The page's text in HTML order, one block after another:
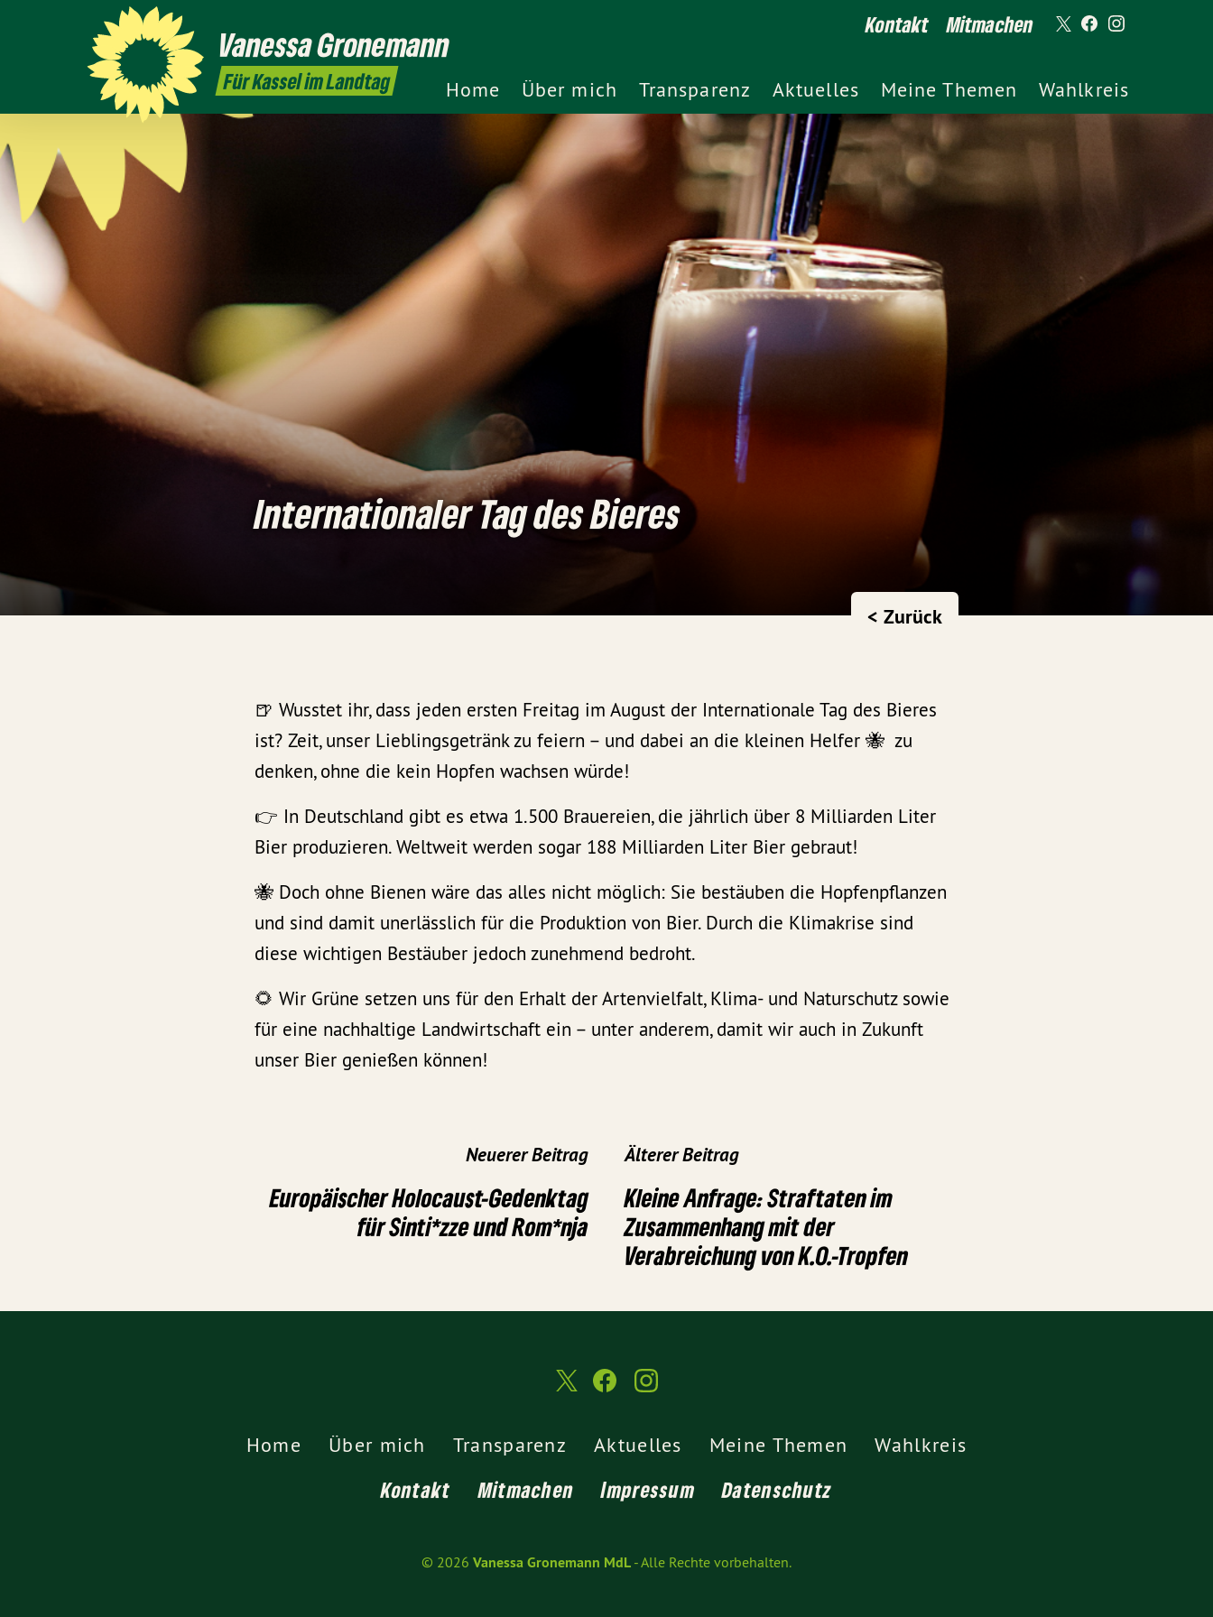
VanessaGronemann
Für Kassel im Landtag
Kontakt Mitmachen
Home Über mich Transparenz Aktuelles Meine Themen Wahlkreis
Internationaler Tag des Bieres
< Zurück
🍺 Wusstet ihr, dass jeden ersten Freitag im August der Internationale Tag des Bieres
ist? Zeit, unser Lieblingsgetränk zu feiern – und dabei an die kleinen Helfer 🐝 zu
denken, ohne die kein Hopfen wachsen würde!
👉 In Deutschland gibt es etwa 1.500 Brauereien, die jährlich über 8 Milliarden Liter
Bier produzieren. Weltweit werden sogar 188 Milliarden Liter Bier gebraut!
🐝 Doch ohne Bienen wäre das alles nicht möglich: Sie bestäuben die Hopfenpflanzen
und sind damit unerlässlich für die Produktion von Bier. Durch die Klimakrise sind
diese wichtigen Bestäuber jedoch zunehmend bedroht.
🌻 Wir Grüne setzen uns für den Erhalt der Artenvielfalt, Klima- und Naturschutz sowie
für eine nachhaltige Landwirtschaft ein – unter anderem, damit wir auch in Zukunft
unser Bier genießen können!
Neuerer Beitrag
Europäischer Holocaust-Gedenktag
für Sinti*zze und Rom*nja
Älterer Beitrag
Kleine Anfrage: Straftaten im
Zusammenhang mit der
Verabreichung von K.O.-Tropfen
Home Über mich Transparenz Aktuelles Meine Themen Wahlkreis
Kontakt Mitmachen Impressum Datenschutz
© 2026 Vanessa Gronemann MdL - Alle Rechte vorbehalten.